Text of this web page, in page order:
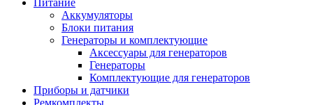
Питание
Аккумуляторы
Блоки питания
Генераторы и комплектующие
Аксессуары для генераторов
Генераторы
Комплектующие для генераторов
Приборы и датчики
Ремкомплекты